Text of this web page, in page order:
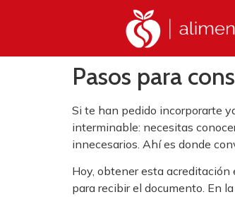
Pasos para
Si te han pedido incorporarte
interminable: necesitas
innecesarios. Ahí es donde
Hoy, obtener esta acreditación
para recibir el documento. En